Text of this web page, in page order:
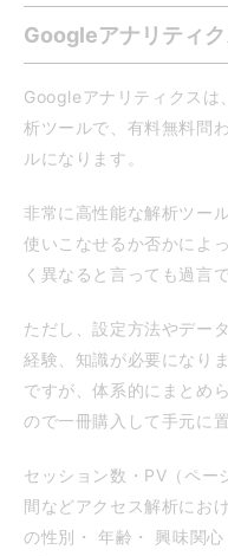
Googleアナリティク
Googleアナリティクスは
析ツールで、有料無料問
ルになります。
非常に高性能な解析ツー
使いこなせるか否かによ
く異なると言っても過言
ただし、設定方法やデー
経験、知識が必要になり
ですが、体系的にまとめ
ので一冊購入して手元に
セッション数・PV（ペー
間などアクセス解析にお
の性別・ 年齢・ 興味関